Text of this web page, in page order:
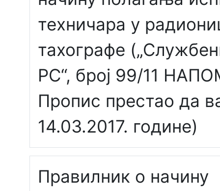
техничара у
тахографе
РС“, број 99/11
Пропис престао да
14.03.2017. године)
Правилник о начину